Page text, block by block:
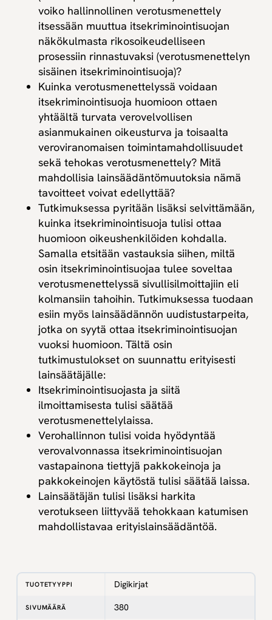
voiko hallinnollinen verotusmenettely
itsessään muuttua itsekriminointisuojan
näkökulmasta rikosoikeudelliseen
prosessiin rinnastuvaksi (verotusmenettelyn
sisäinen itsekriminointisuoja)?
Kuinka verotusmenettelyssä voidaan
itsekriminointisuoja huomioon ottaen
yhtäältä turvata verovelvollisen
asianmukainen oikeusturva ja toisaalta
veroviranomaisen toimintamahdollisuudet
sekä tehokas verotusmenettely? Mitä
mahdollisia lainsäädäntömuutoksia nämä
tavoitteet voivat edellyttää?
Tutkimuksessa pyritään lisäksi selvittämään,
kuinka itsekriminointisuoja tulisi ottaa
huomioon oikeushenkilöiden kohdalla.
Samalla etsitään vastauksia siihen, miltä
osin itsekriminointisuojaa tulee soveltaa
verotusmenettelyssä sivullisilmoittajiin eli
kolmansiin tahoihin. Tutkimuksessa tuodaan
esiin myös lainsäädännön uudistustarpeita,
jotka on syytä ottaa itsekriminointisuojan
vuoksi huomioon. Tältä osin
tutkimustulokset on suunnattu erityisesti
lainsäätäjälle:
Itsekriminointisuojasta ja siitä
ilmoittamisesta tulisi säätää
verotusmenettelylaissa.
Verohallinnon tulisi voida hyödyntää
verovalvonnassa itsekriminointisuojan
vastapainona tiettyjä pakkokeinoja ja
pakkokeinojen käytöstä tulisi säätää laissa.
Lainsäätäjän tulisi lisäksi harkita
verotukseen liittyvää tehokkaan katumisen
mahdollistavaa erityislainsäädäntöä.
TUOTETYYPPI Digikirjat
SIVUMÄÄRÄ 380